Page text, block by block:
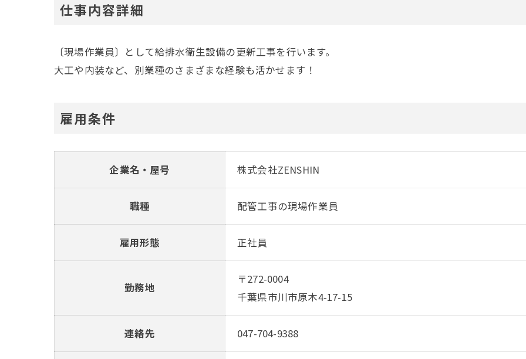
仕事内容詳細
〔現場作業員〕として給排水衛生設備の更新工事を行います。
大工や内装など、別業種のさまざまな経験も活かせます！
雇用条件
企業名・屋号 株式会社ZENSHIN
職種 配管工事の現場作業員
雇用形態 正社員
勤務地
〒272-0004
千葉県市川市原木4-17-15
連絡先 047-704-9388